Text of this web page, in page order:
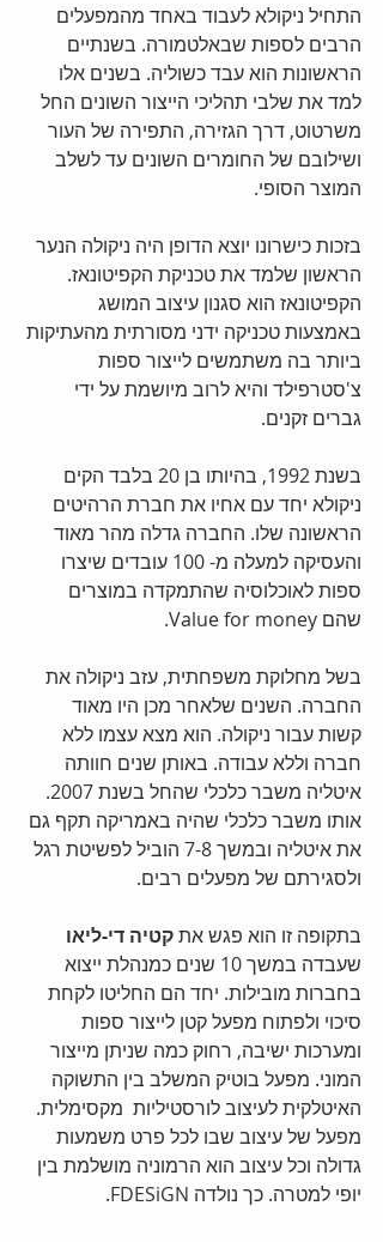
התחיל ניקולא לעבוד באחד מהמפעלים
הרבים לספות שבאלטמורה. בשנתיים
הראשונות הוא עבד כשוליה. בשנים אלו
למד את שלבי תהליכי הייצור השונים החל
משרטוט, דרך הגזירה, התפירה של העור
ושילובם של החומרים השונים עד לשלב
המוצר הסופי.
בזכות כישרונו יוצא הדופן היה ניקולה הנער
הראשון שלמד את טכניקת הקפיטונאז.
הקפיטונאז הוא סגנון עיצוב המושג
באמצעות טכניקה ידני מסורתית מהעתיקות
ביותר בה משתמשים לייצור ספות
צ'סטרפילד והיא לרוב מיושמת על ידי
גברים זקנים.
בשנת 1992, בהיותו בן 20 בלבד הקים
ניקולא יחד עם אחיו את חברת הרהיטים
הראשונה שלו. החברה גדלה מהר מאוד
והעסיקה למעלה מ- 100 עובדים שיצרו
ספות לאוכלוסיה שהתמקדה במוצרים
שהם Value for money.
בשל מחלוקת משפחתית, עזב ניקולה את
החברה. השנים שלאחר מכן היו מאוד
קשות עבור ניקולה. הוא מצא עצמו ללא
חברה וללא עבודה. באותן שנים חוותה
איטליה משבר כלכלי שהחל בשנת 2007.
אותו משבר כלכלי שהיה באמריקה תקף גם
את איטליה ובמשך 7-8 הוביל לפשיטת רגל
ולסגירתם של מפעלים רבים.
בתקופה זו הוא פגש את קטיה די-ליאו
שעבדה במשך 10 שנים כמנהלת ייצוא
בחברות מובילות. יחד הם החליטו לקחת
סיכוי ולפתוח מפעל קטן לייצור ספות
ומערכות ישיבה, רחוק כמה שניתן מייצור
המוני. מפעל בוטיק המשלב בין התשוקה
האיטלקית לעיצוב לורסטיליות  מקסימלית.
מפעל של עיצוב שבו לכל פרט משמעות
גדולה וכל עיצוב הוא הרמוניה מושלמת בין
יופי למטרה. כך נולדה FDESiGN.